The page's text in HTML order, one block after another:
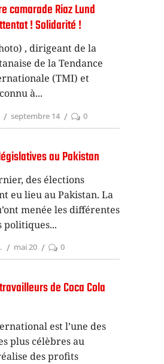
camarade Riaz Lund
! Solidarité !
, dirigeant de la
de la Tendance
(TMI) et
à
septembre 14 0
au Pakistan
des élections
eu lieu au Pakistan. La
menée les différentes
politiques
mai 20 0
de Coca Cola
est l’une des
plus célèbres au
des profits